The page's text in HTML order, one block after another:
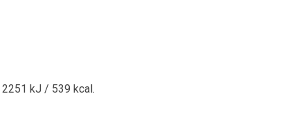
2251 kJ / 539 kcal.